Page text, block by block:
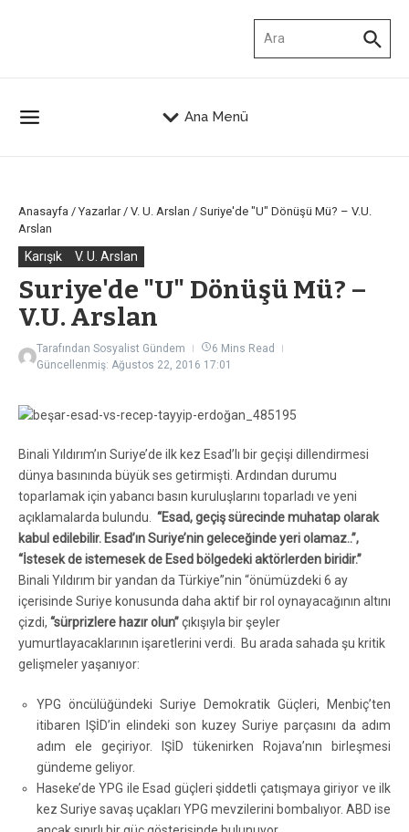
Ana Menü
Anasayfa /Yazarlar/ V. U. Arslan / Suriye'de "U" Dönüşü Mü? – V.U.
Arslan
Karışık V. U. Arslan
Suriye'de "U" Dönüşü Mü? –
V.U. Arslan
Tarafından Sosyalist Gündem
6 Mins Read
Güncellenmiş: Ağustos 22, 2016 17:01
Binali Yıldırım’ın Suriye’de ilk kez Esad’lı bir geçişi dillendirmesi
dünya basınında büyük ses getirmişti. Ardından durumu
toparlamak için yabancı basın kuruluşlarını toparladı ve yeni
açıklamalarda bulundu. “Esad, geçiş sürecinde muhatap olarak
kabul edilebilir. Esad’ın Suriye’nin geleceğinde yeri olamaz..”,
“İstesek de istemesek de Esed bölgedeki aktörlerden biridir.”
Binali Yıldırım bir yandan da Türkiye”nin “önümüzdeki 6 ay
içerisinde Suriye konusunda daha aktif bir rol oynayacağının altını
çizdi, “sürprizlere hazır olun”çıkışıyla bir şeyler
yumurtlayacaklarının işaretlerini verdi. Bu arada sahada şu kritik
gelişmeler yaşanıyor:
YPG öncülüğündeki Suriye Demokratik Güçleri, Menbiç’ten
itibaren IŞİD’in elindeki son kuzey Suriye parçasını da adım
adım ele geçiriyor. IŞİD tükenirken Rojava’nın birleşmesi
gündeme geliyor.
Haseke’de YPG ile Esad güçleri şiddetli çatışmaya giriyor ve ilk
kez Suriye savaş uçakları YPG mevzilerini bombalıyor. ABD ise